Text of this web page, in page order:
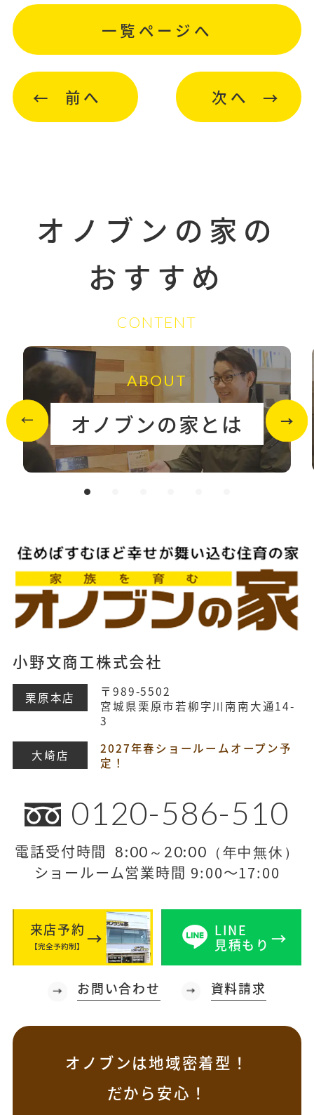
前へ
一覧ページへ
次へ
オノブンの家の
おすすめ
CONTENT
ABOUT
オノブンの家とは
小野文商工株式会社
栗原本店
〒989-5502
宮城県栗原市若柳字川南南大通14-
3
大崎店
2027年春ショールームオープン予
定！
0120-586-510
電話受付時間 8:00～20:00（年中無休）
ショールーム営業時間 9:00～17:00
来店予約
【完全予約制】
LINE
見積もり
お問い合わせ 資料請求
オノブンは地域密着型！
だから安心！